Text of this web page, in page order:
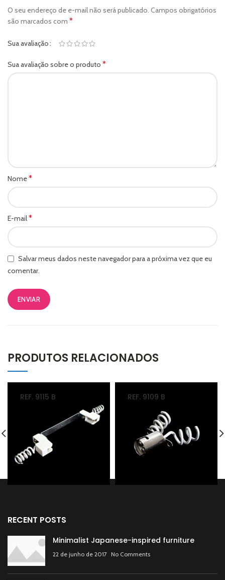
O seu endereço de e-mail não será publicado. Campos obrigatórios
são marcados com *
Sua avaliação
Sua avaliação sobre o produto *
Nome*
E-mail*
Salvar meus dados neste navegador para a próxima vez que eu
comentar.
PRODUTOS RELACIONADOS
REF. 9115 B REF. 9109 B
RECENT POSTS
Minimalist Japanese-inspired furniture
22 de junho de 2017 No Comments